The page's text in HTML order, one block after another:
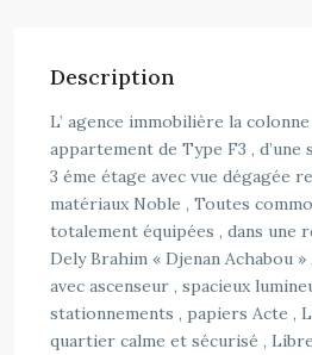
Description
L’ agence immobilière la
appartement de Type F3 , d’une
3 éme étage avec vue dégagée
matériaux Noble , Toutes
totalement équipées , dans une
Dely Brahim « Djenan Achabou
avec ascenseur , spacieux
stationnements , papiers Acte ,
quartier calme et sécurisé ,